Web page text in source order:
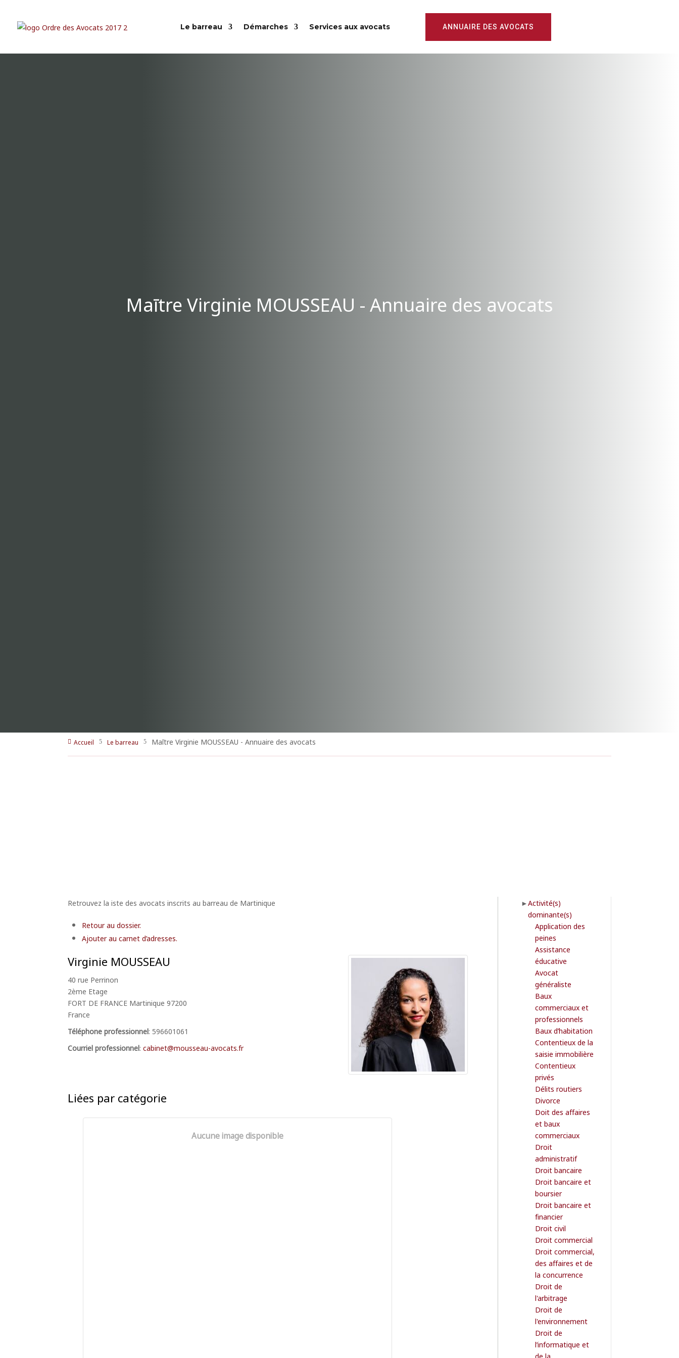
Le barreau Démarches Services aux avocats ANNUAIRE DES AVOCATS
Maītre Virginie MOUSSEAU - Annuaire des avocats
 Accueil 5 Le barreau 5 Maītre Virginie MOUSSEAU - Annuaire des avocats
Retrouvez la iste des avocats inscrits au barreau de Martinique
Retour au dossier.
Ajouter au carnet d’adresses.
Virginie MOUSSEAU
40 rue Perrinon
2ème Etage
FORT DE FRANCE Martinique 97200
France
Téléphone professionnel: 596601061
Courriel professionnel: cabinet@mousseau-avocats.fr
Liées par catégorie
Aucune image disponible
Activité(s)
dominante(s)
Application des
peines
Assistance
éducative
Avocat
généraliste
Baux
commerciaux et
professionnels
Baux d’habitation
Contentieux de la
saisie immobilière
Contentieux
privés
Délits routiers
Divorce
Doit des affaires
et baux
commerciaux
Droit
administratif
Droit bancaire
Droit bancaire et
boursier
Droit bancaire et
financier
Droit civil
Droit commercial
Droit commercial,
des affaires et de
la concurrence
Droit de
l'arbitrage
Droit de
l'environnement
Droit de
l’informatique et